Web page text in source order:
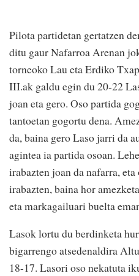
Pilota partidetan gertatzen
ditu gaur Nafarroa Arenan
torneoko Lau eta Erdiko
III.ak galdu egin du 20-22
joan eta gero. Oso partida
tantoetan gogortu dena.
da, baina gero Laso jarri da
agintea ia partida osoan.
irabazten joan da nafarra,
irabazten, baina hor
eta markagailuari buelta
Lasok lortu du berdinketa
bigarrengo atsedenaldira
18-17. Lasori oso nekatuta